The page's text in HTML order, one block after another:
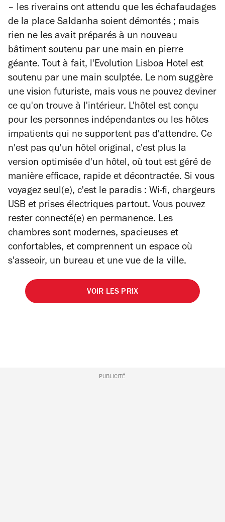
– les riverains ont attendu que les échafaudages
de la place Saldanha soient démontés ; mais
rien ne les avait préparés à un nouveau
bâtiment soutenu par une main en pierre
géante. Tout à fait, l'Evolution Lisboa Hotel est
soutenu par une main sculptée. Le nom suggère
une vision futuriste, mais vous ne pouvez deviner
ce qu'on trouve à l'intérieur. L'hôtel est conçu
pour les personnes indépendantes ou les hôtes
impatients qui ne supportent pas d'attendre. Ce
n'est pas qu'un hôtel original, c'est plus la
version optimisée d'un hôtel, où tout est géré de
manière efficace, rapide et décontractée. Si vous
voyagez seul(e), c'est le paradis : Wi-fi, chargeurs
USB et prises électriques partout. Vous pouvez
rester connecté(e) en permanence. Les
chambres sont modernes, spacieuses et
confortables, et comprennent un espace où
s'asseoir, un bureau et une vue de la ville.
VOIR LES PRIX
PUBLICITÉ